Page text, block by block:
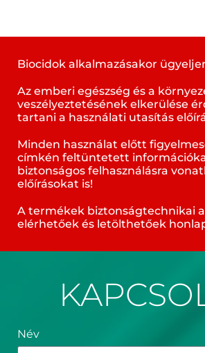
Biocidok alkalmazásakor
Az emberi egészség és a
veszélyeztetésének elkerülése
tartani a használati utasítás
Minden használat előtt
címkén feltüntetett
biztonságos felhasználásra
előírásokat is!
A termékek biztonságtechnikai
elérhetőek és letölthetőek
Név